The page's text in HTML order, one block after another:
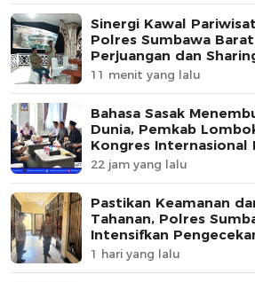
Sinergi Kawal
Polres Sumbawa Barat
Perjuangan dan
Pariwisata Bendungan
11 menit yang lalu
Bahasa Sasak
Dunia, Pemkab
Kongres Internasional
22 jam yang lalu
Pastikan Keamanan
Tahanan, Polres
Intensifkan
Berkala
1 hari yang lalu